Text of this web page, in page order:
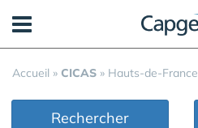
Accueil » CICAS » Hauts-de-France
Rechercher